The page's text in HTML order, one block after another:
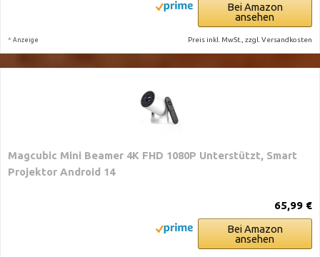
Bei Amazon
ansehen
* Anzeige Preis inkl. MwSt., zzgl. Versandkosten
Magcubic Mini Beamer 4K FHD 1080P Unterstützt, Smart
Projektor Android 14
65,99 €
Bei Amazon
ansehen